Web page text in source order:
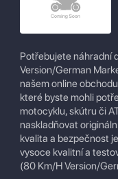
Potřebujete náhradní
Version/German
našem online
které byste mohli
motocyklu, skútru či
naskladňovat
kvalita a bezpečnost
vysoce kvalitní a
(80 Km/H Version/